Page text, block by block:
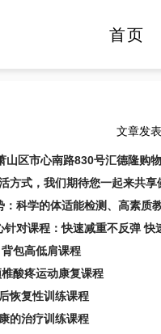
首页
文章发
山区市心南路830号汇德隆购
，我们期待您一起来共享
的体适能检测、高素质教
课程：快速减重不反弹 快
高低肩课程
疼运动康复课程
复性训练课程
治疗训练课程